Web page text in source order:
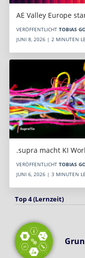
AE Valley Europe
VERÖFFENTLICHT TOBIAS
JUNI 8, 2026 | 2 MINUTEN
.supra macht KI
VERÖFFENTLICHT TOBIAS
JUNI 6, 2026 | 3 MINUTEN
Top 4 (Lernzeit)